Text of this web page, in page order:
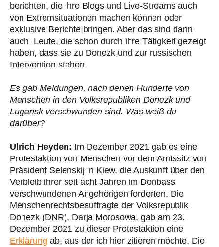
berichten, die ihre Blogs und Live-Streams auch
von Extremsituationen machen können oder
exklusive Berichte bringen. Aber das sind dann
auch Leute, die schon durch ihre Tätigkeit gezeigt
haben, dass sie zu Donezk und zur russischen
Intervention stehen.
Es gab Meldungen, nach denen Hunderte von
Menschen in den Volksrepubliken Donezk und
Lugansk verschwunden sind. Was weiß du
darüber?
Ulrich Heyden: Im Dezember 2021 gab es eine
Protestaktion von Menschen vor dem Amtssitz von
Präsident Selenskij in Kiew, die Auskunft über den
Verbleib ihrer seit acht Jahren im Donbass
verschwundenen Angehörigen forderten. Die
Menschenrechtsbeauftragte der Volksrepublik
Donezk (DNR), Darja Morosowa, gab am 23.
Dezember 2021 zu dieser Protestaktion eine
Erklärung ab, aus der ich hier zitieren möchte. Die